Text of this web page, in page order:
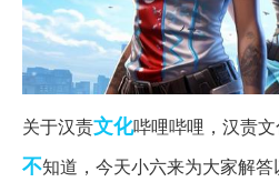
关于汉责文化哔哩哔哩，汉责
不知道，今天小六来为大家解